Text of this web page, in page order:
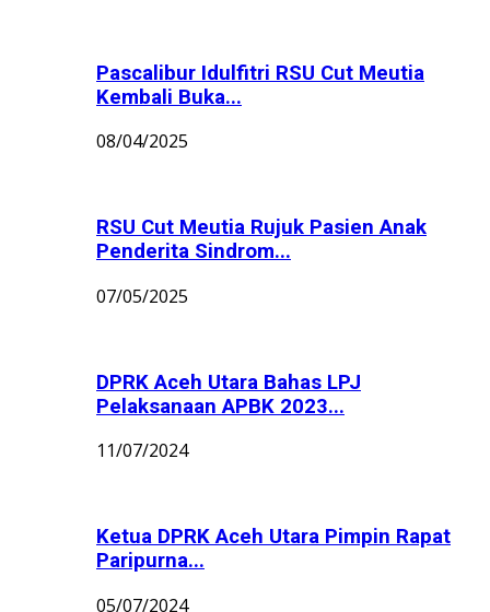
Pascalibur Idulfitri RSU Cut Meutia
Kembali Buka...
08/04/2025
RSU Cut Meutia Rujuk Pasien Anak
Penderita Sindrom...
07/05/2025
DPRK Aceh Utara Bahas LPJ
Pelaksanaan APBK 2023...
11/07/2024
Ketua DPRK Aceh Utara Pimpin Rapat
Paripurna...
05/07/2024